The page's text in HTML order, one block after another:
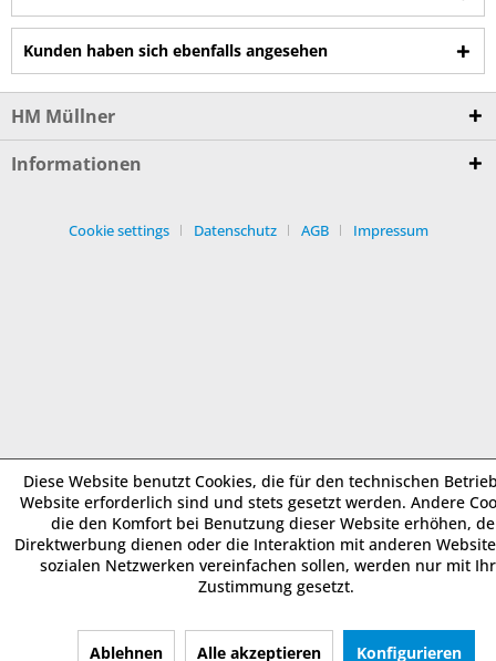
Kunden haben sich ebenfalls angesehen
HM Müllner
Informationen
Cookie settings Datenschutz AGB Impressum
Diese Website benutzt Cookies, die für den technischen
Website erforderlich sind und stets gesetzt werden. Andere
die den Komfort bei Benutzung dieser Website erhöhen,
Direktwerbung dienen oder die Interaktion mit anderen
sozialen Netzwerken vereinfachen sollen, werden nur mit
Zustimmung gesetzt.
Ablehnen Alle akzeptieren Konfigurieren